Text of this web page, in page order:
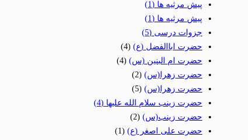
پیش مرثیه ها (1)
پیش مرثیه ها (1)
جزوات درسی (5)
حضرت اباالفضل (ع) (4)
حضرت ام البنین (س) (4)
حضرت زهرا(س) (2)
حضرت زهرا(س) (5)
حضرت زینب سلام الله علیها (4)
حضرت زینب(س) (2)
حضرت علی اصغر (ع) (1)